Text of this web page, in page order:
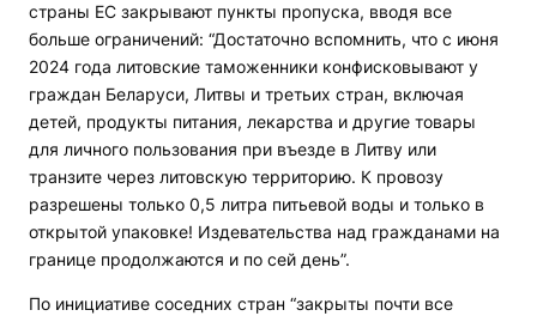
страны ЕС закрывают пункты пропуска, вводя все
больше ограничений: “Достаточно вспомнить, что с июня
2024 года литовские таможенники конфисковывают у
граждан Беларуси, Литвы и третьих стран, включая
детей, продукты питания, лекарства и другие товары
для личного пользования при въезде в Литву или
транзите через литовскую территорию. К провозу
разрешены только 0,5 литра питьевой воды и только в
открытой упаковке! Издевательства над гражданами на
границе продолжаются и по сей день”.
По инициативе соседних стран “закрыты почти все